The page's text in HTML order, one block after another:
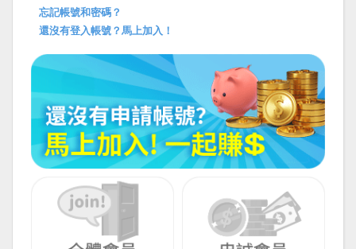
忘記帳號和密碼？
還沒有登入帳號？馬上加入！